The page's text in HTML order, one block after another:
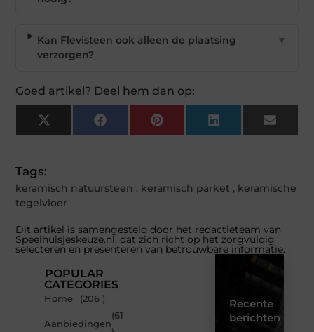
Kan Flevisteen ook alleen de plaatsing
verzorgen?
▼
Goed artikel? Deel hem dan op:
X
(Twitter)
Facebook Pinterest LinkedIn Email
Tags:
keramisch natuursteen , keramisch parket , keramische
tegelvloer
Dit artikel is samengesteld door het redactieteam van
Speelhuisjeskeuze.nl, dat zich richt op het zorgvuldig
selecteren en presenteren van betrouwbare informatie.
POPULAR
CATEGORIES
Home (206 )
Aanbiedingen
(61
Recente
berichten